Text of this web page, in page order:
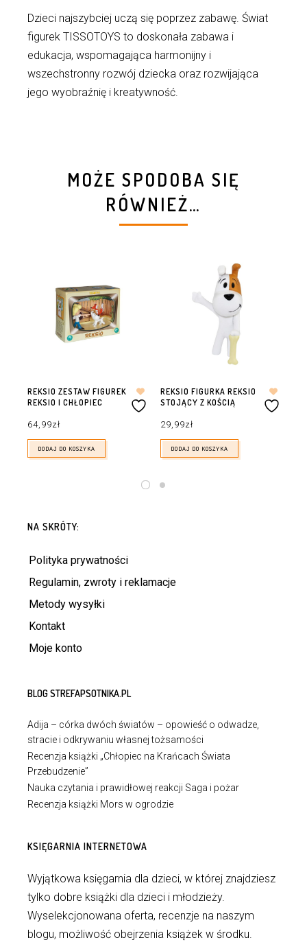
Dzieci najszybciej uczą się poprzez zabawę. Świat
figurek TISSOTOYS to doskonała zabawa i
edukacja, wspomagająca harmonijny i
wszechstronny rozwój dziecka oraz rozwijająca
jego wyobraźnię i kreatywność.
MOŻE SPODOBA SIĘ
RÓWNIEŻ…
REKSIO ZESTAW FIGUREK
REKSIO I CHŁOPIEC
64,99zł
DODAJ DO KOSZYKA
REKSIO FIGURKA REKSIO
STOJĄCY Z KOŚCIĄ
29,99zł
DODAJ DO KOSZYKA
NA SKRÓTY:
Polityka prywatności
Regulamin, zwroty i reklamacje
Metody wysyłki
Kontakt
Moje konto
BLOG STREFAPSOTNIKA.PL
Adija – córka dwóch światów – opowieść o odwadze,
stracie i odkrywaniu własnej tożsamości
Recenzja książki „Chłopiec na Krańcach Świata
Przebudzenie”
Nauka czytania i prawidłowej reakcji Saga i pożar
Recenzja książki Mors w ogrodzie
KSIĘGARNIA INTERNETOWA
Wyjątkowa księgarnia dla dzieci, w której znajdziesz
tylko dobre książki dla dzieci i młodzieży.
Wyselekcjonowana oferta, recenzje na naszym
blogu, możliwość obejrzenia książek w środku.